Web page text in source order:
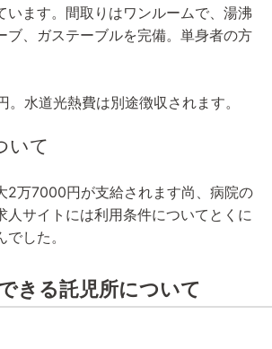
います。間取りはワンルームで、湯沸
ブ、ガステーブルを完備。単身者の方
水道光熱費は別途徴収されます。
いて
2万7000円が支給されます尚、病院の
人サイトには利用条件についてとくに
した。
きる託児所について